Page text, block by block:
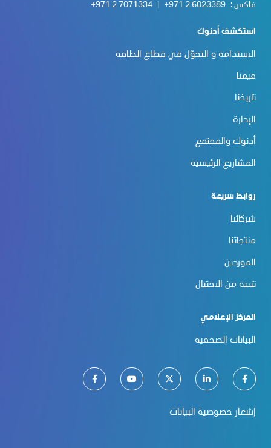
فاكس : +971 2 6023389
+971 2 7071334
استكشف أدنوك
الاستدامة و التحوّل في قطاع الطاقة
قيمنا
تاريخنا
الإدارة
أدنوك والمجتمع
المشاريع الرئيسية
روابط سريعة
شركائنا
منتجاتنا
الموردين
تنبيه من الاحتيال
المركز الإعلامي
البيانات الصحفية
إشعار خصوصية البيانات